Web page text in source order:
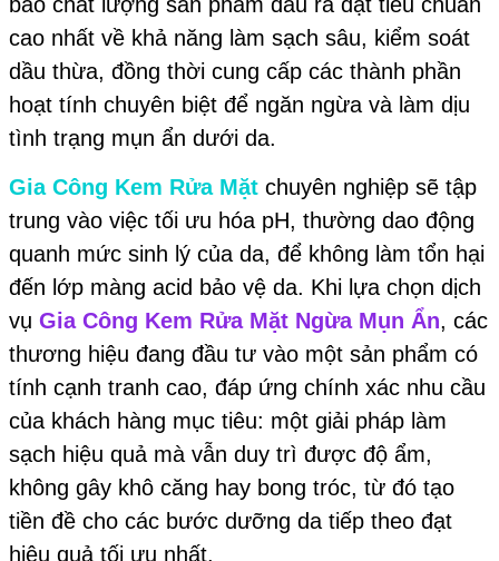
cao nhất về khả năng làm sạch sâu, kiểm soát
dầu thừa, đồng thời cung cấp các thành phần
hoạt tính chuyên biệt để ngăn ngừa và làm dịu
tình trạng mụn ẩn dưới da.
Gia Công Kem Rửa Mặt chuyên nghiệp sẽ tập
trung vào việc tối ưu hóa pH, thường dao động
quanh mức sinh lý của da, để không làm tổn hại
đến lớp màng acid bảo vệ da. Khi lựa chọn dịch
vụ Gia Công Kem Rửa Mặt Ngừa Mụn Ẩn, các
thương hiệu đang đầu tư vào một sản phẩm có
tính cạnh tranh cao, đáp ứng chính xác nhu cầu
của khách hàng mục tiêu: một giải pháp làm
sạch hiệu quả mà vẫn duy trì được độ ẩm,
không gây khô căng hay bong tróc, từ đó tạo
tiền đề cho các bước dưỡng da tiếp theo đạt
hiệu quả tối ưu nhất.